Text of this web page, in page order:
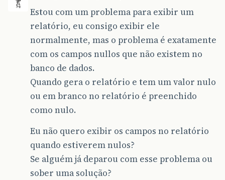
Estou com um problema para exibir um
relatório, eu consigo exibir ele
normalmente, mas o problema é exatamente
com os campos nullos que não existem no
banco de dados.
Quando gera o relatório e tem um valor nulo
ou em branco no relatório é preenchido
como nulo.
Eu não quero exibir os campos no relatório
quando estiverem nulos?
Se alguém já deparou com esse problema ou
sober uma solução?